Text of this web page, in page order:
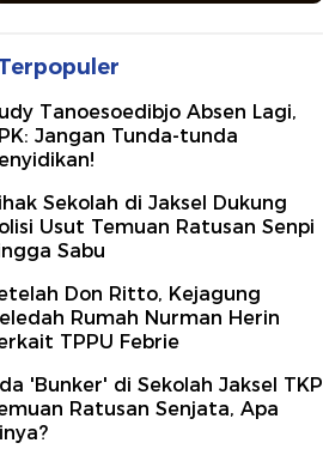
Tanoesoedibjo Absen Lagi,
Jangan Tunda-tunda
Sekolah di Jaksel Dukung
Usut Temuan Ratusan Senpi
Sabu
Don Ritto, Kejagung
Rumah Nurman Herin
TPPU Febrie
'Bunker' di Sekolah Jaksel TKP
Ratusan Senjata, Apa